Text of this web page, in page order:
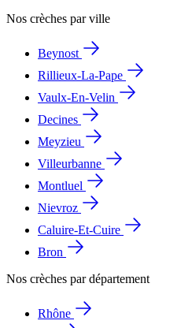
Nos crèches par ville
Beynost
Rillieux-La-Pape
Vaulx-En-Velin
Decines
Meyzieu
Villeurbanne
Montluel
Nievroz
Caluire-Et-Cuire
Bron
Nos crèches par département
Rhône